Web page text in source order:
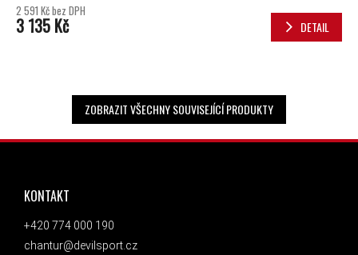
2 591 Kč bez DPH
3 135 Kč DETAIL
ZOBRAZIT VŠECHNY SOUVISEJÍCÍ PRODUKTY
ZÁPATÍ
KONTAKT
+420 774 000 190
chantur@devilsport.cz